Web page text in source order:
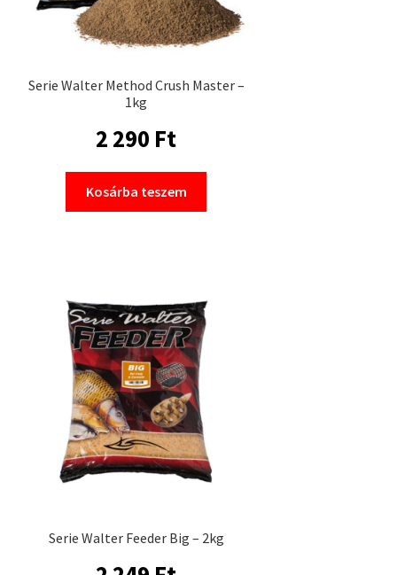
Serie Walter Method Crush Master –
1kg
2 290 Ft
Kosárba teszem
Serie Walter Feeder Big – 2kg